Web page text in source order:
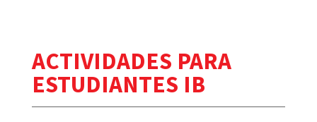
ACTIVIDADES PARA
ESTUDIANTES IB